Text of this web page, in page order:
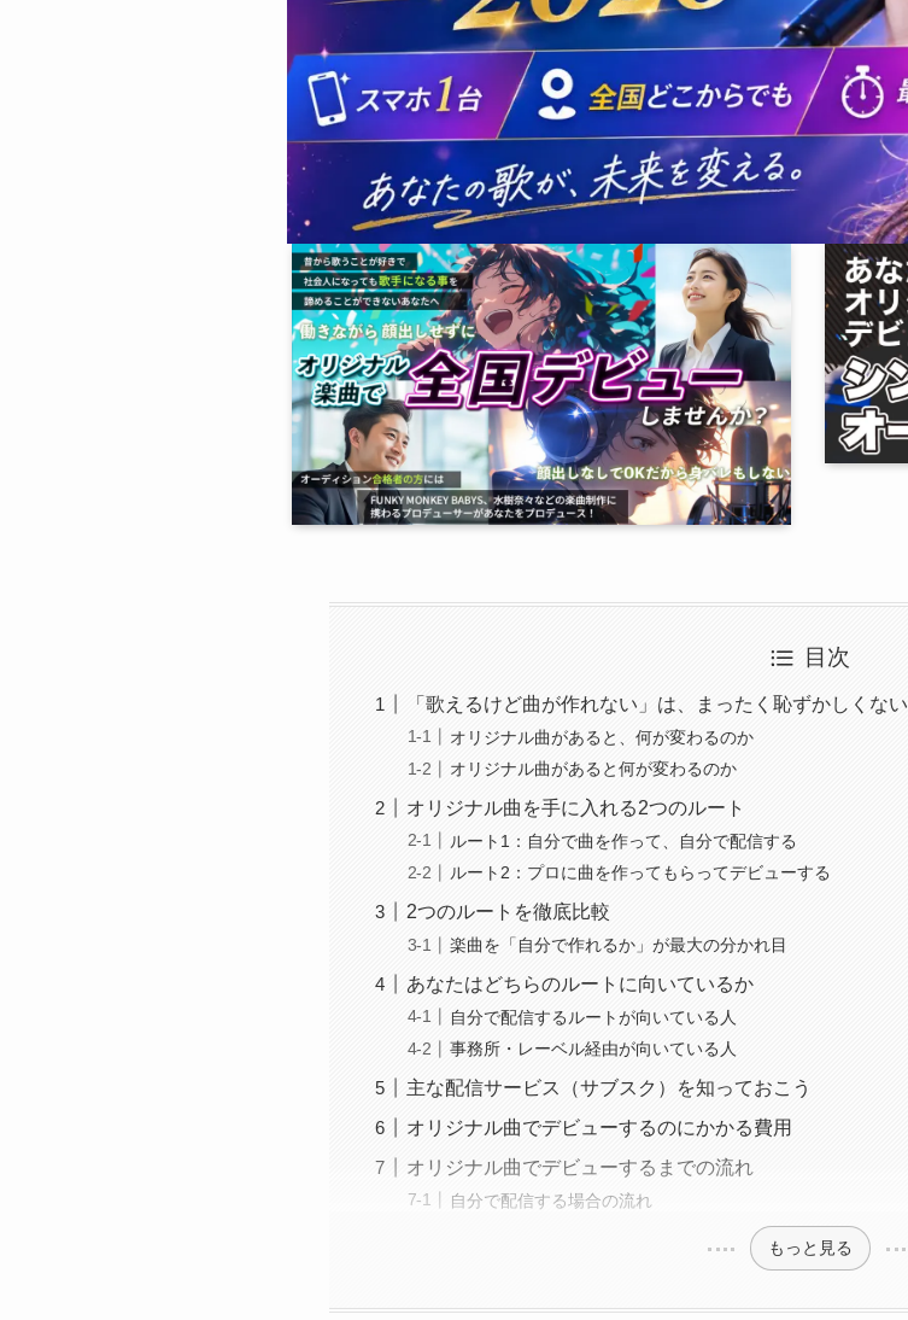
TOP
ABOUT
AUDITION
目次
「歌えるけど曲が作れない」は、まったく恥ずかしくない
オリジナル曲があると、何が変わるのか
オリジナル曲があると何が変わるのか
オリジナル曲を手に入れる2つのルート
ルート1：自分で曲を作って、自分で配信する
ルート2：プロに曲を作ってもらってデビューする
2つのルートを徹底比較
楽曲を「自分で作れるか」が最大の分かれ目
あなたはどちらのルートに向いているか
自分で配信するルートが向いている人
事務所・レーベル経由が向いている人
主な配信サービス（サブスク）を知っておこう
オリジナル曲でデビューするのにかかる費用
オリジナル曲でデビューするまでの流れ
自分で配信する場合の流れ
もっと見る